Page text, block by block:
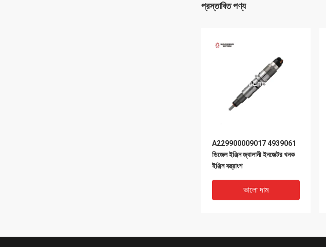
প্রস্তাবিত পণ্য
A229900009017 4939061
ডিজেল ইঞ্জিন জ্বালানী ইনজেক্টর খনক
ইঞ্জিন যন্ত্রাংশ
ভালো দাম